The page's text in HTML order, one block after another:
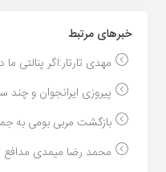
خبر‌های مرتبط
مهدی تارتار:اگر پنالتی
پیروزی ایرانجوان و
بازگشت مربی بومی به
محمد رضا میمدی مدافع